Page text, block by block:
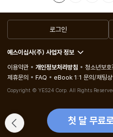
첫 달 무료
로그인
예스이십사(주) 사업자 정보
이용약관
개인정보처리방침
청소년보호
제휴문의
FAQ eBook 1:1 문의/채팅
Copyright © YES24 Corp. All Rights